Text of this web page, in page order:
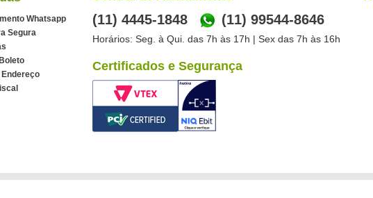
Whatsapp
Segura
Endereço
(11) 4445-1848 (11) 99544-8646
Horários: Seg. à Qui. das 7h às 17h | Sex das 7h às 16h
Certificados e Segurança